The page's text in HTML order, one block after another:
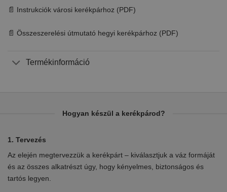
📄 Instrukciók városi kerékpárhoz (PDF)
📄 Összeszerelési útmutató hegyi kerékpárhoz (PDF)
Termékinformáció
Hogyan készül a kerékpárod?
1. Tervezés
Az elején megtervezzük a kerékpárt – kiválasztjuk a váz formáját
és az összes alkatrészt úgy, hogy kényelmes, biztonságos és
tartós legyen.